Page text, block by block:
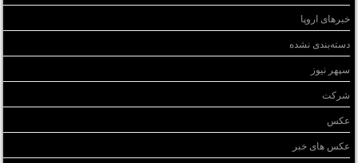
خبرهای اروپا
دسته‌بندی نشده
سپهر نیوز
شرکت
عکس
عکس های خبر